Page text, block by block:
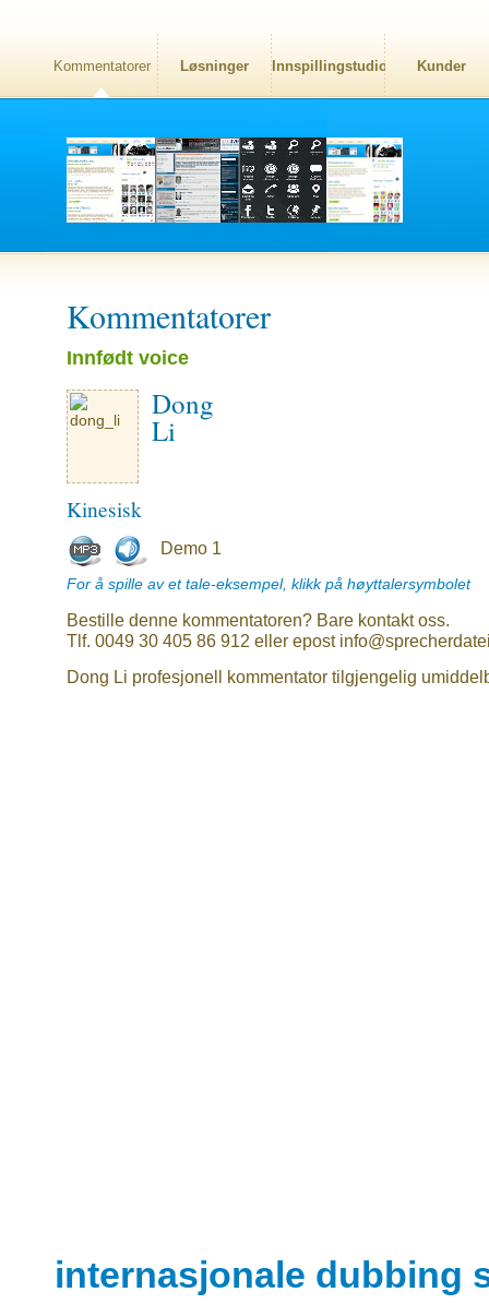
Kommentatorer Løsninger Innspillingstudio Kunder
Kommentatorer
Innfødt voice
Dong
Li
Kinesisk
Demo 1
For å spille av et tale-eksempel, klikk på høyttalersymbolet
Bestille denne kommentatoren? Bare kontakt oss.
Tlf. 0049 30 405 86 912 eller epost
Dong Li profesjonell kommentator tilgjengelig
internasjonale dubbing